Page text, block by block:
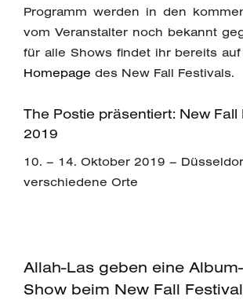
Programm werden in den
vom Veranstalter noch bekannt
für alle Shows findet ihr bereits
Homepage des New Fall Festivals.
The Postie präsentiert: New Fall
2019
10. – 14. Oktober 2019 –
verschiedene Orte
Allah-Las geben eine
Show beim New Fall